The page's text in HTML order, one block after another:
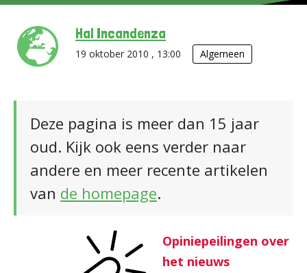
Hal Incandenza
19 oktober 2010 , 13:00 Algemeen
Deze pagina is meer dan 15 jaar
oud. Kijk ook eens verder naar
andere en meer recente artikelen
van de homepage.
Opiniepeilingen over
het nieuws